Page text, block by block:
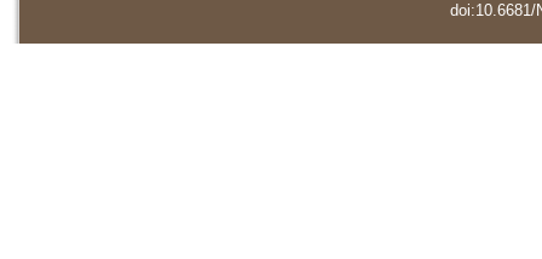
doi:10.6681/